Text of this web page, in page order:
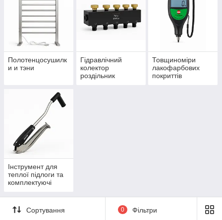
Полотенцосушилк
и и тэни
Гідравлічний
колектор
роздільник
Товщиноміри
лакофарбових
покриттів
Інструмент для
теплої підлоги та
комплектуючі
Сортування 0 Фільтри